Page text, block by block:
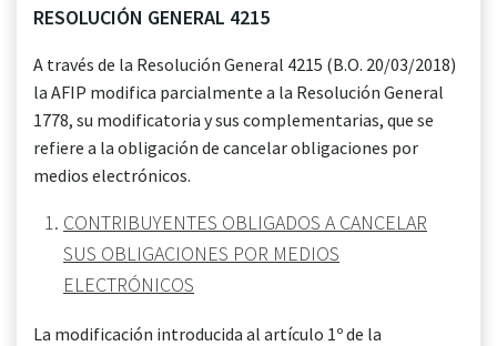
RESOLUCIÓN GENERAL 4215
A través de la Resolución General 4215 (B.O. 20/03/2018)
la AFIP modifica parcialmente a la Resolución General
1778, su modificatoria y sus complementarias, que se
refiere a la obligación de cancelar obligaciones por
medios electrónicos.
CONTRIBUYENTES OBLIGADOS A CANCELAR
SUS OBLIGACIONES POR MEDIOS
ELECTRÓNICOS
La modificación introducida al artículo 1º de la